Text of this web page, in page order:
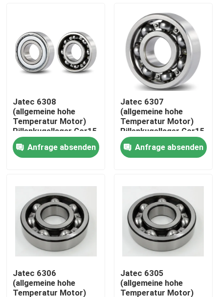
Produkte
Videos
Über uns
Fabrik-Tour
Kontaktiere uns
Nachrichten
Industrielles Rollenlager
Jatec 6308
(allgemeine hohe
Temperatur Motor)
Rillenkugellager Gcr15
40×90×23
Anfrage absenden
Jatec 6307
(allgemeine hohe
Temperatur Motor)
Rillenkugellager Gcr15
35×80×21
Anfrage absenden
Jatec 6306
(allgemeine hohe
Temperatur Motor)
Jatec 6305
(allgemeine hohe
Temperatur Motor)